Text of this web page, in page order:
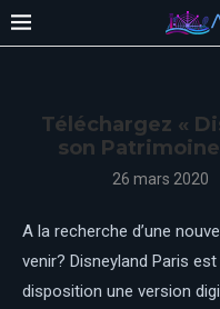
Téléchargez «
son
26 mars 2020
A la recherche d’une
venir? Disneyland Paris
disposition une version